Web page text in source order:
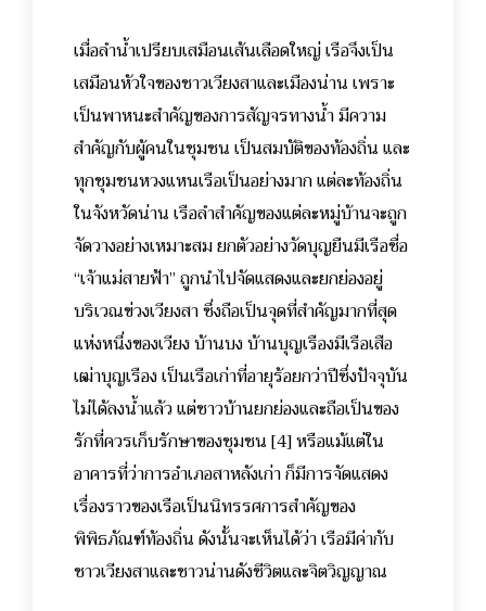
เมื่อลำน้ำเปรียบเสมือนเส้นเลือดใหญ่ เรือจึงเป็น
เสมือนหัวใจของชาวเวียงสาและเมืองน่าน เพราะ
เป็นพาหนะสำคัญของการสัญจรทางน้ำ มีความ
สำคัญกับผู้คนในชุมชน เป็นสมบัติของท้องถิ่น และ
ทุกชุมชนหวงแหนเรือเป็นอย่างมาก แต่ละท้องถิ่น
ในจังหวัดน่าน เรือลำสำคัญของแต่ละหมู่บ้านจะถูก
จัดวางอย่างเหมาะสม ยกตัวอย่างวัดบุญยืนมีเรือชื่อ
“เจ้าแม่สายฟ้า” ถูกนำไปจัดแสดงและยกย่องอยู่
บริเวณข่วงเวียงสา ซึ่งถือเป็นจุดที่สำคัญมากที่สุด
แห่งหนึ่งของเวียง บ้านบง บ้านบุญเรืองมีเรือเสือ
เฒ่าบุญเรือง เป็นเรือเก่าที่อายุร้อยกว่าปีซึ่งปัจจุบัน
ไม่ได้ลงน้ำแล้ว แต่ชาวบ้านยกย่องและถือเป็นของ
รักที่ควรเก็บรักษาของชุมชน [4]หรือแม้แต่ใน
อาคารที่ว่าการอำเภอสาหลังเก่า ก็มีการจัดแสดง
เรื่องราวของเรือเป็นนิทรรศการสำคัญของ
พิพิธภัณฑ์ท้องถิ่น ดังนั้นจะเห็นได้ว่า เรือมีค่ากับ
ชาวเวียงสาและชาวน่านดังชีวิตและจิตวิญญาณ